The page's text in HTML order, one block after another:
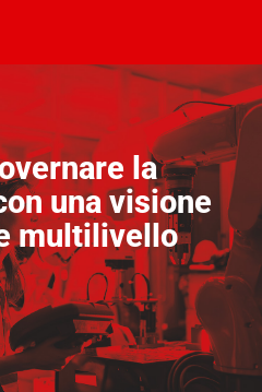
la
una visione
multilivello